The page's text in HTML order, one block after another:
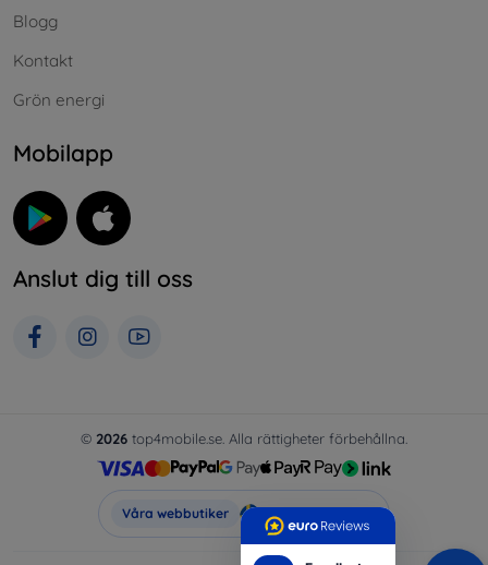
Blogg
Kontakt
Grön energi
Mobilapp
Anslut dig till oss
© 2026 top4mobile.se. Alla rättigheter förbehållna.
Våra webbutiker Top4Mobile.se